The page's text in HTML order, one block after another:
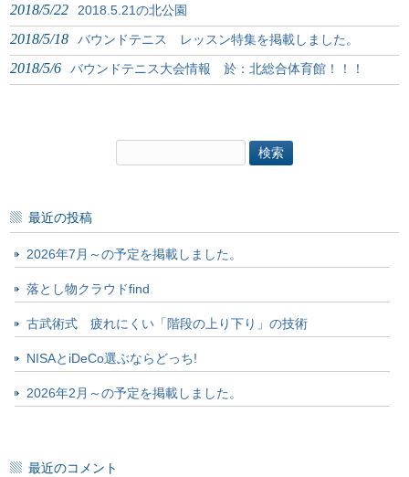
2018/5/22 2018.5.21の北公園
2018/5/18 バウンドテニス レッスン特集を掲載しました。
2018/5/6 バウンドテニス大会情報 於：北総合体育館！！！
索:
最近の投稿
2026年7月～の予定を掲載しました。
落とし物クラウドfind
古武術式 疲れにくい「階段の上り下り」の技術
NISAとiDeCo選ぶならどっち!
2026年2月～の予定を掲載しました。
最近のコメント